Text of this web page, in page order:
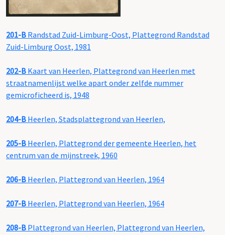
201-B Randstad Zuid-Limburg-Oost, Plattegrond Randstad
Zuid-Limburg Oost, 1981
202-B Kaart van Heerlen, Plattegrond van Heerlen met
straatnamenlijst welke apart onder zelfde nummer
gemicroficheerd is, 1948
204-B Heerlen, Stadsplattegrond van Heerlen,
205-B Heerlen, Plattegrond der gemeente Heerlen, het
centrum van de mijnstreek, 1960
206-B Heerlen, Plattegrond van Heerlen, 1964
207-B Heerlen, Plattegrond van Heerlen, 1964
208-B Plattegrond van Heerlen, Plattegrond van Heerlen,